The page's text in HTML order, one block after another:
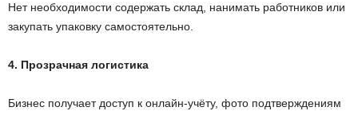
Нет необходимости содержать склад, нанимать работников или
закупать упаковку самостоятельно.
4. Прозрачная логистика
Бизнес получает доступ к онлайн-учёту, фото подтверждениям